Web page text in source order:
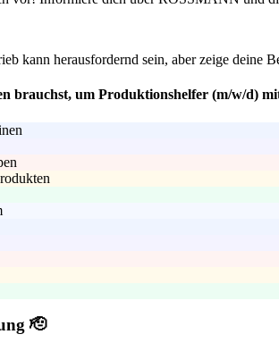
kann herausfordernd sein, aber zeige deine
brauchst, um Produktionshelfer (m/w/d)
🫡